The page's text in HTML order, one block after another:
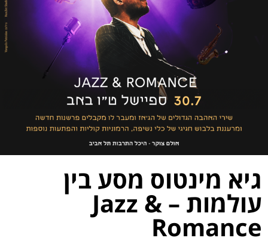
גיא מינטוס מסע בין
עולמות – Jazz &
Romance